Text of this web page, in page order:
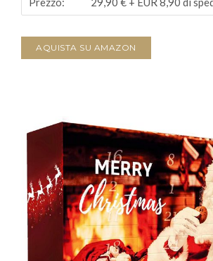
AQUISTA SU AMAZON